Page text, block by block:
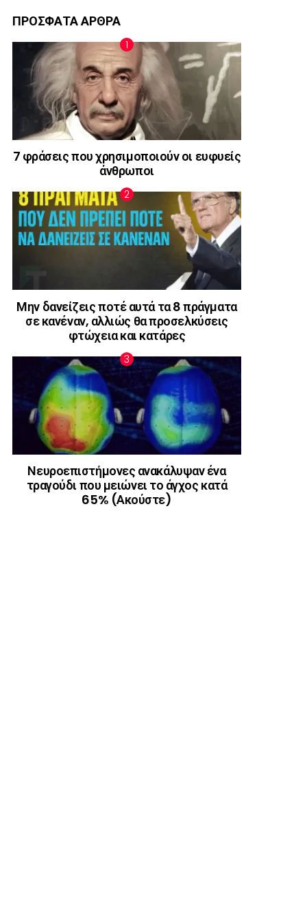
ΠΡΟΣΦΑΤΑ ΑΡΘΡΑ
7 φράσεις που χρησιμοποιούν οι ευφυείς
άνθρωποι
Μην δανείζεις ποτέ αυτά τα 8 πράγματα
σε κανέναν, αλλιώς θα προσελκύσεις
φτώχεια και κατάρες
Νευροεπιστήμονες ανακάλυψαν ένα
τραγούδι που μειώνει το άγχος κατά
65% (Ακούστε)